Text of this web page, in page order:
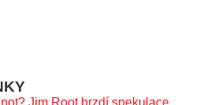
Jim Root brzdí spekulace,